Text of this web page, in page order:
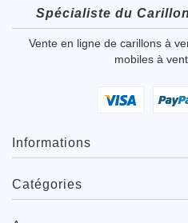
Spécialiste du
Vente en ligne de carillons à
mobiles à
Informations
Catégories